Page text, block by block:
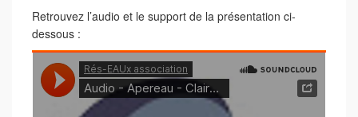
Retrouvez l’audio et le support de la présentation ci-
dessous :